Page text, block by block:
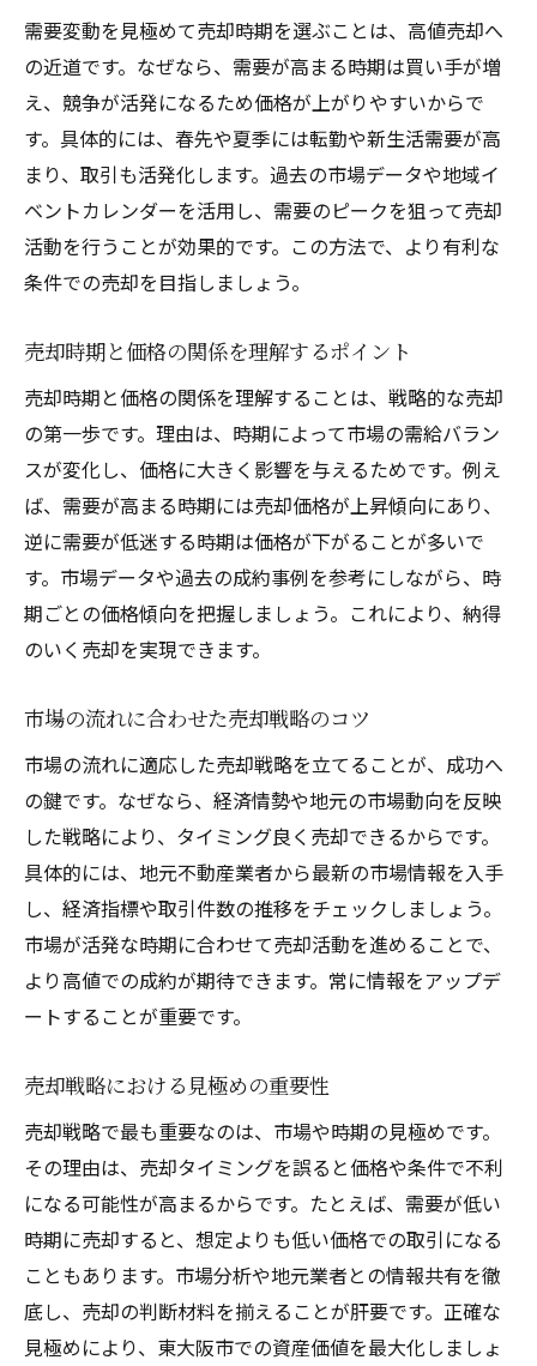
需要変動を見極めて売却時期を選ぶことは、高値売却へ
の近道です。なぜなら、需要が高まる時期は買い手が増
え、競争が活発になるため価格が上がりやすいからで
す。具体的には、春先や夏季には転勤や新生活需要が高
まり、取引も活発化します。過去の市場データや地域イ
ベントカレンダーを活用し、需要のピークを狙って売却
活動を行うことが効果的です。この方法で、より有利な
条件での売却を目指しましょう。
売却時期と価格の関係を理解するポイント
売却時期と価格の関係を理解することは、戦略的な売却
の第一歩です。理由は、時期によって市場の需給バラン
スが変化し、価格に大きく影響を与えるためです。例え
ば、需要が高まる時期には売却価格が上昇傾向にあり、
逆に需要が低迷する時期は価格が下がることが多いで
す。市場データや過去の成約事例を参考にしながら、時
期ごとの価格傾向を把握しましょう。これにより、納得
のいく売却を実現できます。
市場の流れに合わせた売却戦略のコツ
市場の流れに適応した売却戦略を立てることが、成功へ
の鍵です。なぜなら、経済情勢や地元の市場動向を反映
した戦略により、タイミング良く売却できるからです。
具体的には、地元不動産業者から最新の市場情報を入手
し、経済指標や取引件数の推移をチェックしましょう。
市場が活発な時期に合わせて売却活動を進めることで、
より高値での成約が期待できます。常に情報をアップデ
ートすることが重要です。
売却戦略における見極めの重要性
売却戦略で最も重要なのは、市場や時期の見極めです。
その理由は、売却タイミングを誤ると価格や条件で不利
になる可能性が高まるからです。たとえば、需要が低い
時期に売却すると、想定よりも低い価格での取引になる
こともあります。市場分析や地元業者との情報共有を徹
底し、売却の判断材料を揃えることが肝要です。正確な
見極めにより、東大阪市での資産価値を最大化しましょ